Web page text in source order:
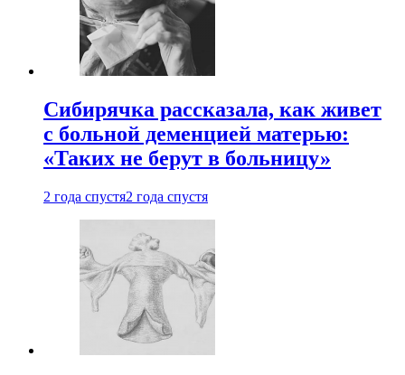
Сибирячка рассказала, как живет
с больной деменцией матерью:
«Таких не берут в больницу»
2 года спустя2 года спустя